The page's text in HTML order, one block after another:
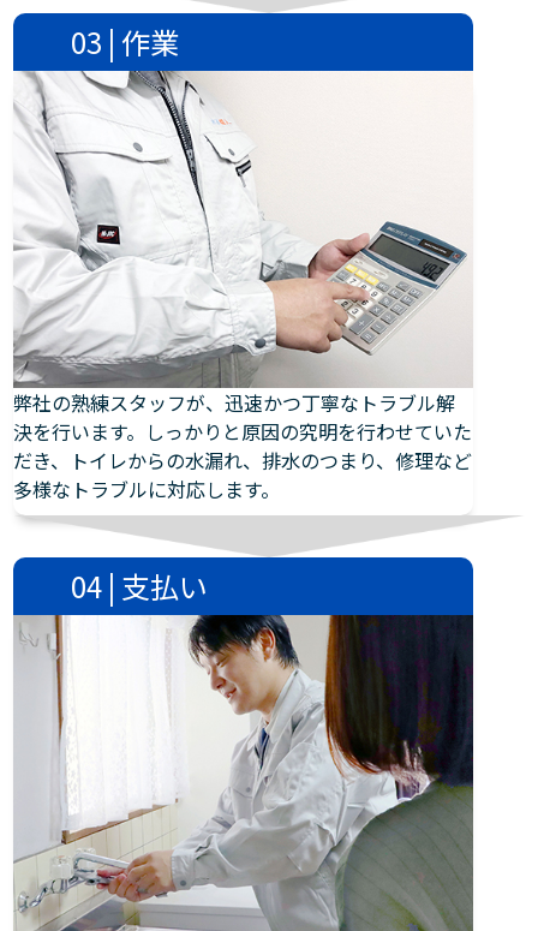
03 | 作業
弊社の熟練スタッフが、迅速かつ丁寧なトラブル解
決を行います。しっかりと原因の究明を行わせていた
だき、トイレからの水漏れ、排水のつまり、修理など
多様なトラブルに対応します。
04 | 支払い